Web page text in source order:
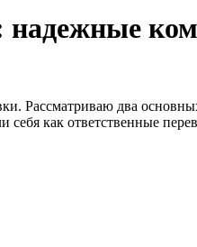
надежные
Рассматриваю два
как ответственные